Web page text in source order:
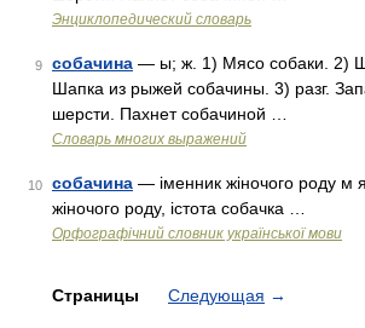
Энциклопедический словарь
9 собачина — ы; ж. 1) Мясо собаки. 2)
Шапка из рыжей собачины. 3) разг.
шерсти. Пахнет собачиной …
Словарь многих выражений
10 собачина — іменник жіночого роду м
жіночого роду, істота собачка …
Орфографічний словник української мови
Страницы Следующая →